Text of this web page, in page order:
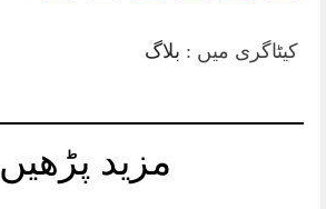
کیٹاگری میں : بلاگ
مزید پڑھیں